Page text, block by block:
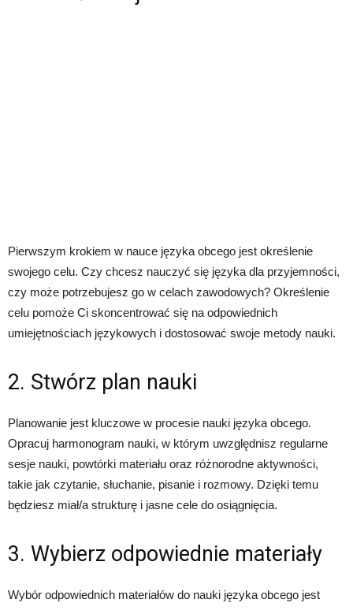
Pierwszym krokiem w nauce języka obcego jest określenie
swojego celu. Czy chcesz nauczyć się języka dla przyjemności,
czy może potrzebujesz go w celach zawodowych? Określenie
celu pomoże Ci skoncentrować się na odpowiednich
umiejętnościach językowych i dostosować swoje metody nauki.
2. Stwórz plan nauki
Planowanie jest kluczowe w procesie nauki języka obcego.
Opracuj harmonogram nauki, w którym uwzględnisz regularne
sesje nauki, powtórki materiału oraz różnorodne aktywności,
takie jak czytanie, słuchanie, pisanie i rozmowy. Dzięki temu
będziesz miał/a strukturę i jasne cele do osiągnięcia.
3. Wybierz odpowiednie materiały
Wybór odpowiednich materiałów do nauki języka obcego jest